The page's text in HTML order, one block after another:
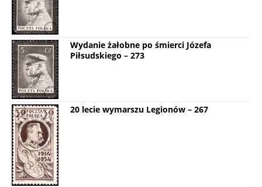
Wydanie żałobne po śmierci Józefa
Piłsudskiego – 273
20 lecie wymarszu Legionów – 267